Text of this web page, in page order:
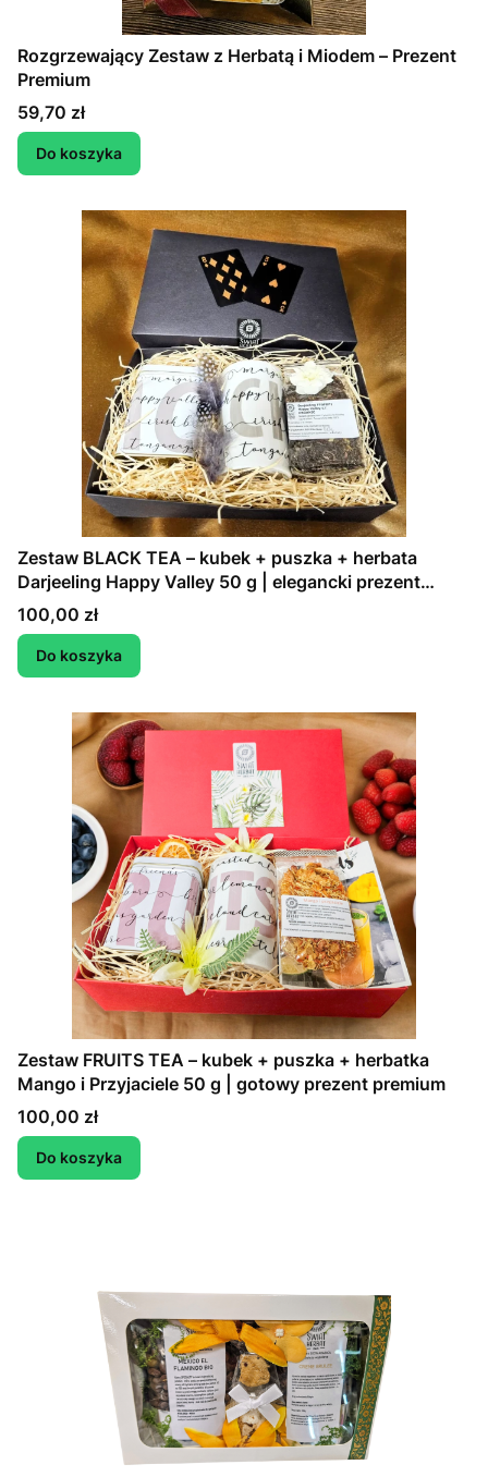
Rozgrzewający Zestaw z Herbatą i Miodem – Prezent
Premium
Cena
59,70 zł
Do koszyka
Zestaw BLACK TEA – kubek + puszka + herbata
Darjeeling Happy Valley 50 g | elegancki prezent
premium
Cena
100,00 zł
Do koszyka
Zestaw FRUITS TEA – kubek + puszka + herbatka
Mango i Przyjaciele 50 g | gotowy prezent premium
Cena
100,00 zł
Do koszyka